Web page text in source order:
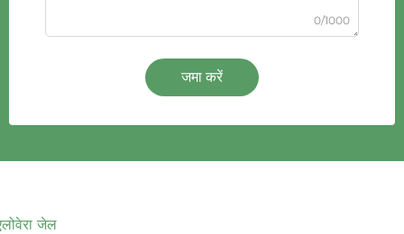
0/1000
जमा करें
जेल